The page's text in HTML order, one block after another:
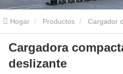
Hogar Productos Cargador
Cargadora compacta de orugas Cargadora compacta de
dirección deslizante
Cargadora
deslizante